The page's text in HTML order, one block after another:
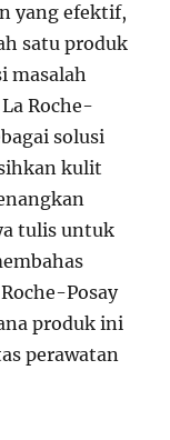
yang efektif,
satu produk
masalah
Roche-
solusi
kulit
tulis untuk
Posay
produk ini
perawatan